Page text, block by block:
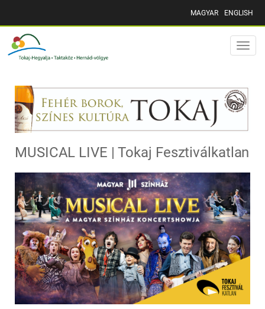
MAGYAR ENGLISH
Toggle
MUSICAL LIVE | Tokaj Fesztiválkatlan